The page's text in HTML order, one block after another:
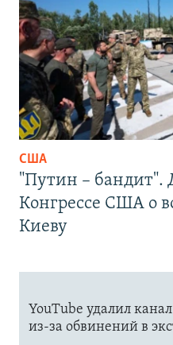
США
"Путин – бандит".
Конгрессе США о
Киеву